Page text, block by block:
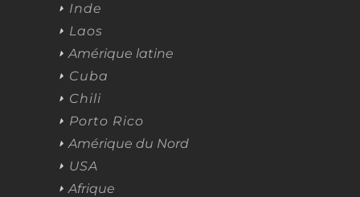
Inde
Laos
Amérique latine
Cuba
Chili
Porto Rico
Amérique du Nord
USA
Afrique